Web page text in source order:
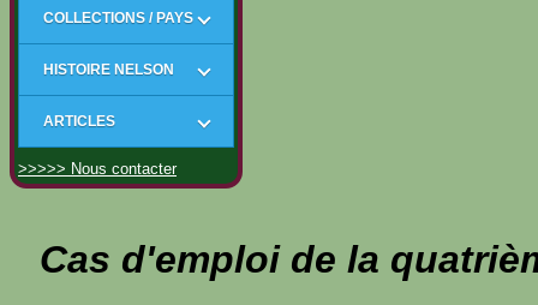
COLLECTIONS / PAYS
HISTOIRE NELSON
ARTICLES
>>>>> Nous contacter
Cas d'emploi de la